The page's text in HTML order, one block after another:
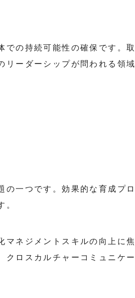
での持続可能性の確保です。取
リーダーシップが問われる領域
の一つです。効果的な育成プロ
。
マネジメントスキルの向上に焦
クロスカルチャーコミュニケー